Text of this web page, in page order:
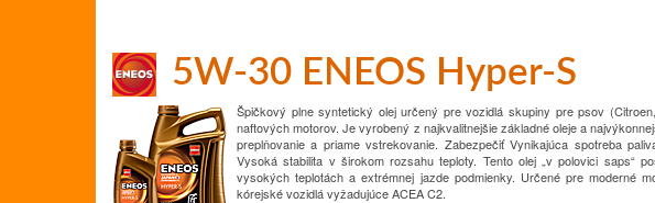
5W-30 ENEOS Hyper-S
Špičkový plne syntetický olej určený pre vozidlá skupiny pre psov
naftových motorov. Je vyrobený z najkvalitnejšie základné oleje a
preplňovanie a priame vstrekovanie. Zabezpečiť Vynikajúca spotreba
Vysoká stabilita v širokom rozsahu teploty. Tento olej „v polovici saps“
vysokých teplotách a extrémnej jazde podmienky. Určené pre moderné
kórejské vozidlá vyžadujúce ACEA C2.